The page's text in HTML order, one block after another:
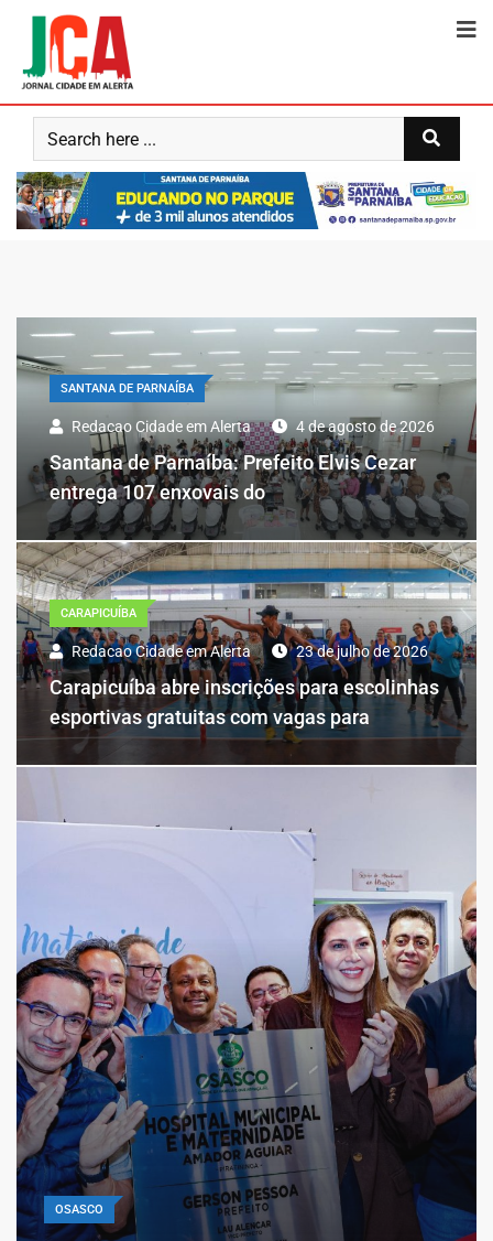
SANTANA DE PARNAÍBA
Redacao Cidade em Alerta 4 de agosto de 2026
Santana de Parnaíba: Prefeito Elvis Cezar
entrega 107 enxovais do
CARAPICUÍBA
Redacao Cidade em Alerta 23 de julho de 2026
Carapicuíba abre inscrições para escolinhas
esportivas gratuitas com vagas para
OSASCO